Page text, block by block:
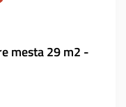
mesta 29 m2 -